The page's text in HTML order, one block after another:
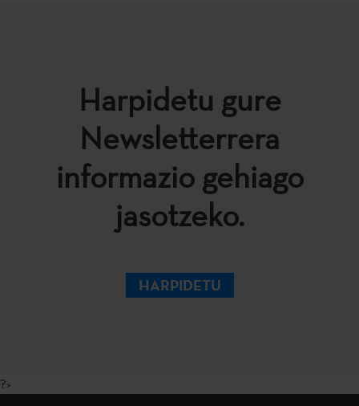
Harpidetu gure
Newsletterrera
informazio gehiago
jasotzeko.
HARPIDETU
?>